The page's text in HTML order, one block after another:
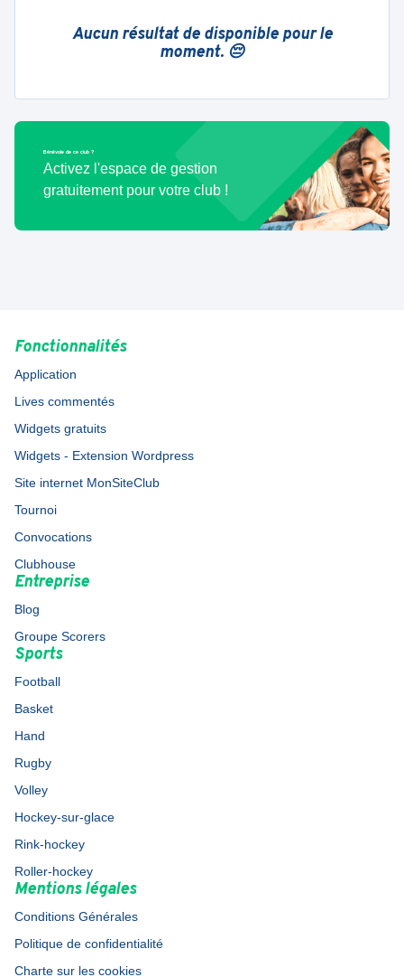
Aucun résultat de disponible pour le
moment. 😔
Bénévole de ce club ?
Activez l'espace de gestion
gratuitement pour votre club !
Fonctionnalités
Application
Lives commentés
Widgets gratuits
Widgets - Extension Wordpress
Site internet MonSiteClub
Tournoi
Convocations
Clubhouse
Entreprise
Blog
Groupe Scorers
Sports
Football
Basket
Hand
Rugby
Volley
Hockey-sur-glace
Rink-hockey
Roller-hockey
Mentions légales
Conditions Générales
Politique de confidentialité
Charte sur les cookies